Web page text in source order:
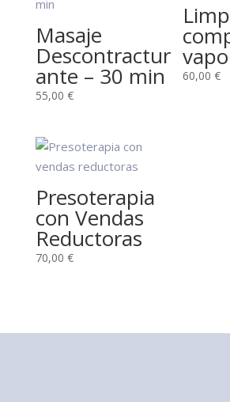
Masaje
Descontractur
ante – 30 min
55,00 €
60,00€
Presoterapia
con Vendas
Reductoras
70,00 €